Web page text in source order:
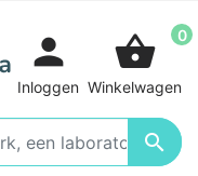

person
Inloggen
shopping_basket 0
Winkelwagen